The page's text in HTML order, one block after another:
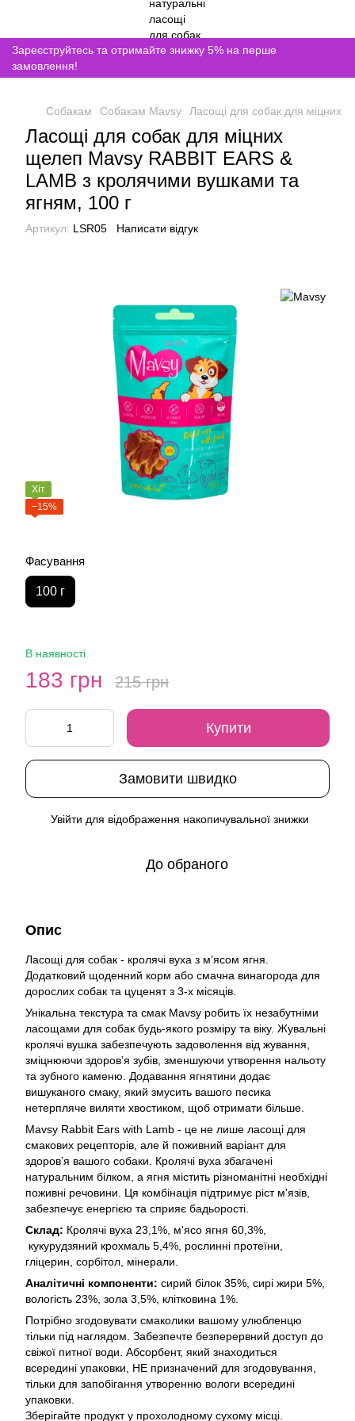
Зареєструйтесь та отримайте знижку 5% на перше
замовлення!
Собакам Собакам Mavsy Ласощі для собак для міцних
Ласощі для собак для міцних
щелеп Mavsy RABBIT EARS &
LAMB з кролячими вушками та
ягням, 100 г
Артикул: LSR05 Написати відгук
Хіт
−15%
Фасування
100 г
В наявності
183 грн 215 грн
Купити
Замовити швидко
Увійти для відображення накопичувальної знижки
До обраного
Опис
Ласощі для собак - кролячі вуха з м’ясом ягня.
Додатковий щоденний корм або смачна винагорода для
дорослих собак та цуценят з 3-х місяців.
Унікальна текстура та смак Mavsy робить їх незабутніми
ласощами для собак будь-якого розміру та віку. Жувальні
кролячі вушка забезпечують задоволення від жування,
зміцнюючи здоров’я зубів, зменшуючи утворення нальоту
та зубного каменю. Додавання ягнятини додає
вишуканого смаку, який змусить вашого песика
нетерпляче виляти хвостиком, щоб отримати більше.
Mavsy Rabbit Ears with Lamb - це не лише ласощі для
смакових рецепторів, але й поживний варіант для
здоров’я вашого собаки. Кролячі вуха збагачені
натуральним білком, а ягня містить різноманітні необхідні
поживні речовини. Ця комбінація підтримує ріст м'язів,
забезпечує енергією та сприяє бадьорості.
Склад: Кролячі вуха 23,1%, м'ясо ягня 60,3%,
кукурудзяний крохмаль 5,4%, рослинні протеїни,
гліцерин, сорбітол, мінерали.
Аналітичні компоненти: сирий білок 35%, сирі жири 5%,
вологість 23%, зола 3,5%, клітковина 1%.
Потрібно згодовувати смаколики вашому улюбленцю
тільки під наглядом. Забезпечте безперервний доступ до
свіжої питної води. Абсорбент, який знаходиться
всередині упаковки, НЕ призначений для згодовування,
тільки для запобігання утворенню вологи всередині
упаковки.
Зберігайте продукт у прохолодному сухому місці.